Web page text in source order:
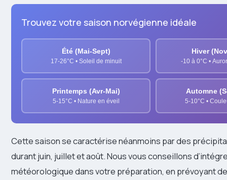
Trouvez votre saison norvégienne idéale
Été (Mai-Sept)
17-26°C • Soleil de minuit
Hiver
-10 à 0°C •
Printemps (Avr-Mai)
5-15°C • Nature en éveil
Automne
5-10°C •
Cette saison se caractérise néanmoins par des
durant juin, juillet et août. Nous vous conseillons
météorologique dans votre préparation, en prévoyant